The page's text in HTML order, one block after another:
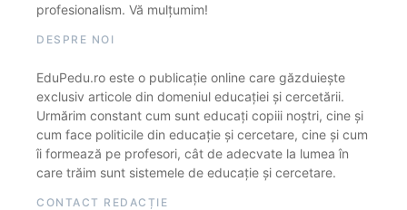
profesionalism. Vă mulțumim!
DESPRE NOI
EduPedu.ro este o publicație online care găzduiește
exclusiv articole din domeniul educației și cercetării.
Urmărim constant cum sunt educați copiii noștri, cine și
cum face politicile din educație și cercetare, cine și cum
îi formează pe profesori, cât de adecvate la lumea în
care trăim sunt sistemele de educație și cercetare.
CONTACT REDACȚIE